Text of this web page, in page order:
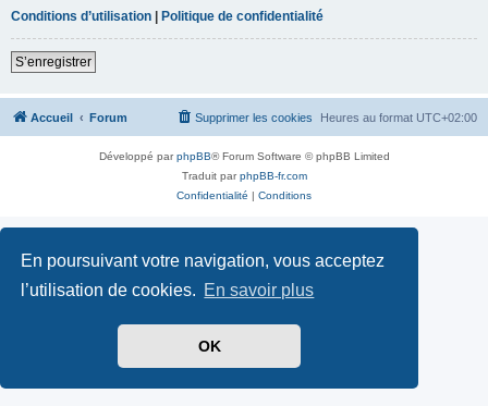
En poursuivant votre navigation, vous acceptez
l’utilisation de cookies. En savoir plus
OK
Conditions d’utilisation | Politique de confidentialité
S’enregistrer
Accueil Forum Heures au format UTC+02:00
Supprimer les cookies
Développé parphpBB® Forum Software © phpBB Limited
Traduit parphpBB-fr.com
Confidentialité | Conditions